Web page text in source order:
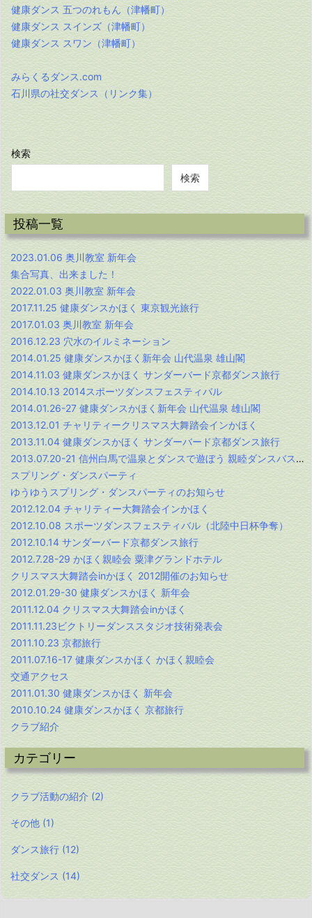
健康ダンス 五つのれもん（津幡町）
健康ダンス スインズ（津幡町）
健康ダンス スワン（津幡町）
みらくるダンス.com
石川県の社交ダンス（リンク集）
検索
検索
投稿一覧
2023.01.06 奥川教室 新年会
集合写真、出来ました！
2022.01.03 奥川教室 新年会
2017.11.25 健康ダンスかほく 東京観光旅行
2017.01.03 奥川教室 新年会
2016.12.23 穴水のイルミネーション
2014.01.25 健康ダンスかほく新年会 山代温泉 雄山閣
2014.11.03 健康ダンスかほく サンダーバード京都ダンス旅行
2014.10.13 2014スポーツダンスフェスティバル
2014.01.26-27 健康ダンスかほく新年会 山代温泉 雄山閣
2013.12.01 チャリティークリスマス大舞踏会インかほく
2013.11.04 健康ダンスかほく サンダーバード京都ダンス旅行
2013.07.20-21 信州白馬で温泉とダンスで遊ぼう 親睦ダンスバス旅行
スプリング・ダンスパーティ
ゆうゆうスプリング・ダンスパーティのお知らせ
2012.12.04 チャリティー大舞踏会インかほく
2012.10.08 スポーツダンスフェスティバル（北陸中日杯争奪）
2012.10.14 サンダーバード京都ダンス旅行
2012.7.28-29 かほく親睦会 粟津グランドホテル
クリスマス大舞踏会inかほく 2012開催のお知らせ
2012.01.29-30 健康ダンスかほく 新年会
2011.12.04 クリスマス大舞踏会inかほく
2011.11.23ビクトリーダンススタジオ技術発表会
2011.10.23 京都旅行
2011.07.16-17 健康ダンスかほく かほく親睦会
交通アクセス
2011.01.30 健康ダンスかほく 新年会
2010.10.24 健康ダンスかほく 京都旅行
クラブ紹介
カテゴリー
クラブ活動の紹介 (2)
その他 (1)
ダンス旅行 (12)
社交ダンス (14)